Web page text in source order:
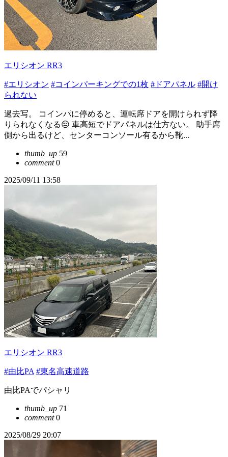
エリシオン RR3
#エリシオン #コインパーキングでの1枚 #ドアパネル #開け
られない
過去写。 コインパに停めると、運転席ドアを開けられず降
りられなくなる😔 車高短でドアパネルは仕方ない。 助手席
側から出るけど、センターコンソール有るから靴...
thumb_up 59
comment0
2025/09/11 13:58
エリシオン RR3
#由比PA #東名高速道路
由比PAでパシャリ
thumb_up 71
comment0
2025/08/29 20:07